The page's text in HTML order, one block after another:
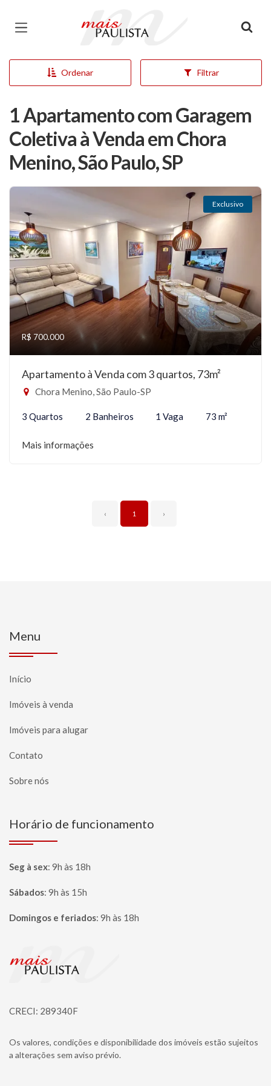
Página inicial
Ordenar Filtrar
1 Apartamento com Garagem
Coletiva à Venda em Chora
Menino, São Paulo, SP
Exclusivo
R$ 700.000
Apartamento à Venda com 3 quartos, 73m²
Chora Menino, São Paulo-SP
3 Quartos 2 Banheiros 1 Vaga 73 m²
Mais informações
‹ 1 ›
Menu
Início
Imóveis à venda
Imóveis para alugar
Contato
Sobre nós
Horário de funcionamento
Seg à sex: 9h às 18h
Sábados: 9h às 15h
Domingos e feriados: 9h às 18h
Página inicial
CRECI: 289340F
Os valores, condições e disponibilidade dos imóveis estão sujeitos
a alterações sem aviso prévio.